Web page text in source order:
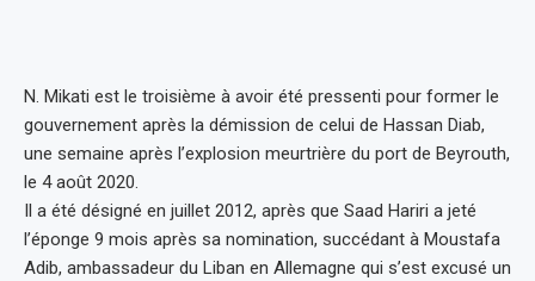
N. Mikati est le troisième à avoir été pressenti pour former le
gouvernement après la démission de celui de Hassan Diab,
une semaine après l’explosion meurtrière du port de Beyrouth,
le 4 août 2020.
Il a été désigné en juillet 2012, après que Saad Hariri a jeté
l’éponge 9 mois après sa nomination, succédant à Moustafa
Adib, ambassadeur du Liban en Allemagne qui s’est excusé un